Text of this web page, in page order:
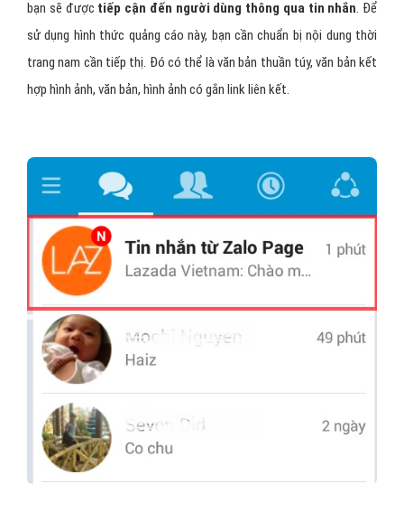
bạn sẽ được tiếp cận đến người dùng thông qua tin nhắn. Để
sử dụng hình thức quảng cáo này, bạn cần chuẩn bị nội dung thời
trang nam cần tiếp thị. Đó có thể là văn bản thuần túy, văn bản kết
hợp hình ảnh, văn bản, hình ảnh có gắn link liên kết.